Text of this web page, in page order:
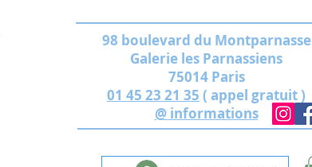
98 boulevard du Montparnasse
Galerie les Parnassiens
75014 Paris
01 45 23 21 35 ( appel gratuit )
@ informations